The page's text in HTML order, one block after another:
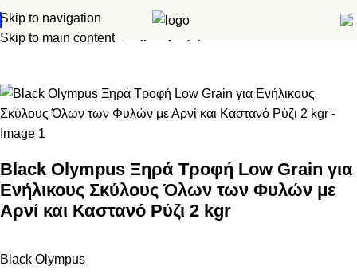
Skip to navigation
Skip to main content
Αρχική σελίδα Σκύλος
Black Olympus Ξηρά Τροφή Low Grain για
Ενήλικους Σκύλους Όλων των Φυλών με
Αρνί και Καστανό Ρύζι 2 kgr
Black Olympus